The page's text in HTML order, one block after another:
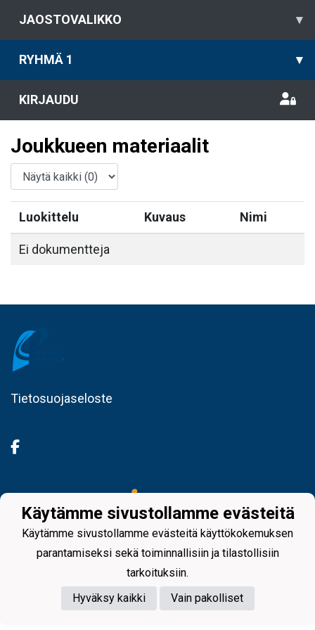
JAOSTOVALIKKO ▾
RYHMÄ 1 ▾
KIRJAUDU
Joukkueen materiaalit
Luokittelu Kuvaus Nimi
Ei dokumentteja
Tietosuojaseloste
Käytämme sivustollamme evästeitä
Käytämme sivustollamme evästeitä käyttökokemuksen
parantamiseksi sekä toiminnallisiin ja tilastollisiin
tarkoituksiin.
Hyväksy kaikki
Vain pakolliset